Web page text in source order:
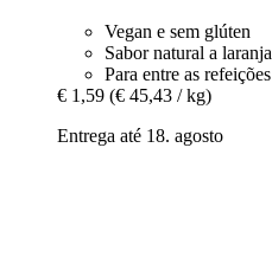
Vegan e sem glúten
Sabor natural a laranja
Para entre as refeições
€ 1,59 (€ 45,43 / kg)
Entrega até 18. agosto